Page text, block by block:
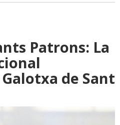
Patrons: La
de Sant